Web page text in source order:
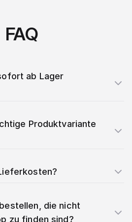
FAQ
ab Lager
Produktvariante
die nicht
zu finden sind?